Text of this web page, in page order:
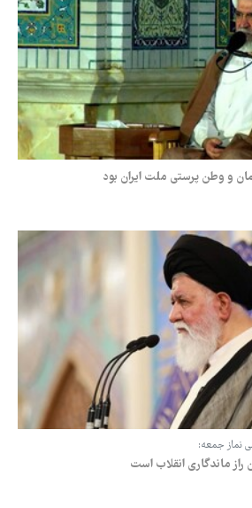
و وطن پرستی ملت ایران بود
نماز جمعه:
ماندگاری انقلاب است